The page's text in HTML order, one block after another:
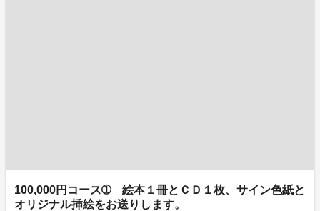
100,000円コース➀ 絵本１冊とＣＤ１枚、サイン色紙と
オリジナル挿絵をお送りします。